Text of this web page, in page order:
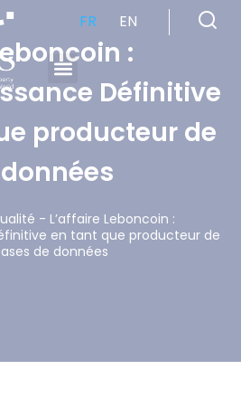
FR EN
:
Définitive
producteur de
- L’affaire Leboncoin :
en tant que producteur de
de données